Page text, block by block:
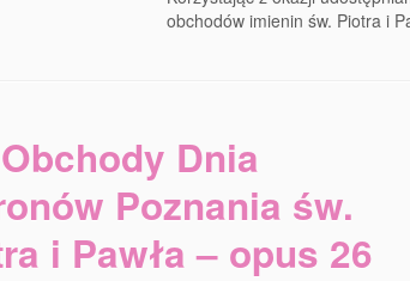
obchodów imienin św. Piotra i
Obchody Dnia
Poznania św.
i Pawła – opus 26